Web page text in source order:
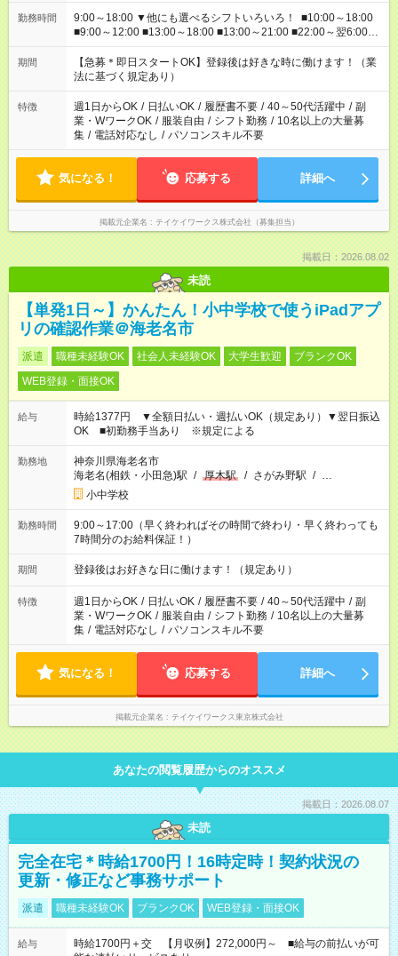
勤務時間
9:00～18:00 ▼他にも選べるシフトいろいろ！ ■10:00～18:00
■9:00～12:00 ■13:00～18:00 ■13:00～21:00 ■22:00～翌6:00
など あなたの希望を教えてください！
期間
【急募＊即日スタートOK】登録後は好きな時に働けます！（業
法に基づく規定あり）
特徴 週1日からOK / 日払いOK / 履歴書不要 / 40～50代活躍中 / 副
業・WワークOK / 服装自由 / シフト勤務 / 10名以上の大量募
集 / 電話対応なし / パソコンスキル不要
気になる！ 応募する 詳細へ
掲載元企業名 テイケイワークス株式会社（募集担当）
掲載日：2026.08.02
未読
【単発1日～】かんたん！小中学校で使うiPadアプ
リの確認作業＠海老名市
派遣 職種未経験OK 社会人未経験OK 大学生歓迎
ブランクOK
WEB登録・面接OK
給与
時給1377円 ▼全額日払い・週払いOK（規定あり）▼翌日振込
OK ■初勤務手当あり ※規定による
勤務地
神奈川県海老名市
海老名(相鉄・小田急)駅 / 厚木駅 / さがみ野駅 / …
小中学校
勤務時間
9:00～17:00（早く終わればその時間で終わり・早く終わっても
7時間分のお給料保証！）
期間 登録後はお好きな日に働けます！（規定あり）
特徴 週1日からOK / 日払いOK / 履歴書不要 / 40～50代活躍中 / 副
業・WワークOK / 服装自由 / シフト勤務 / 10名以上の大量募
集 / 電話対応なし / パソコンスキル不要
気になる！ 応募する 詳細へ
掲載元企業名 テイケイワークス東京株式会社
あなたの閲覧履歴からのオススメ
掲載日：2026.08.07
未読
完全在宅＊時給1700円！16時定時！契約状況の
更新・修正など事務サポート
派遣 職種未経験OK ブランクOK WEB登録・面接OK
給与
時給1700円＋交 【月収例】272,000円～ ■給与の前払いが可